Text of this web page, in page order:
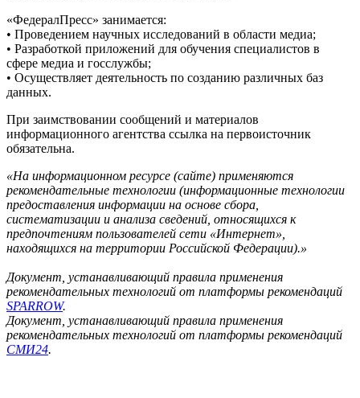
«ФедералПресс» занимается:
• Проведением научных исследований в области медиа;
• Разработкой приложений для обучения специалистов в
сфере медиа и госслужбы;
• Осуществляет деятельность по созданию различных баз
данных.
При заимствовании сообщений и материалов
информационного агентства ссылка на первоисточник
обязательна.
«На информационном ресурсе (сайте) применяются
рекомендательные технологии (информационные технологии
предоставления информации на основе сбора,
систематизации и анализа сведений, относящихся к
предпочтениям пользователей сети «Интернет»,
находящихся на территории Российской Федерации).»
Документ, устанавливающий правила применения
рекомендательных технологий от платформы рекомендаций
SPARROW.
Документ, устанавливающий правила применения
рекомендательных технологий от платформы рекомендаций
СМИ24.